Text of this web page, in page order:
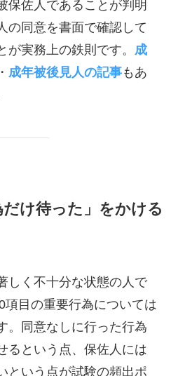
保佐人であることが判明
の同意を書面で確認して
実務上の鉄則です。 成
成年被後見人の記事もあ
け待った」をかける
しく不十分な状態の人で
項目の重要行為については
。同意なしに行った行為
るという点、保佐人には
という点が試験の頻出ポ